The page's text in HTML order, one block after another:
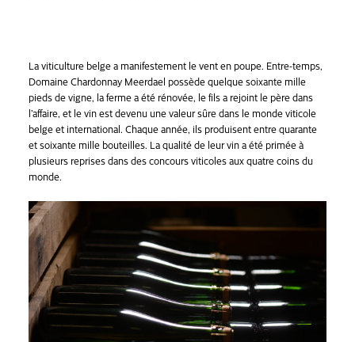
La viticulture belge a manifestement le vent en poupe. Entre-temps,
Domaine Chardonnay Meerdael possède quelque soixante mille
pieds de vigne, la ferme a été rénovée, le fils a rejoint le père dans
l’affaire, et le vin est devenu une valeur sûre dans le monde viticole
belge et international. Chaque année, ils produisent entre quarante
et soixante mille bouteilles. La qualité de leur vin a été primée à
plusieurs reprises dans des concours viticoles aux quatre coins du
monde.